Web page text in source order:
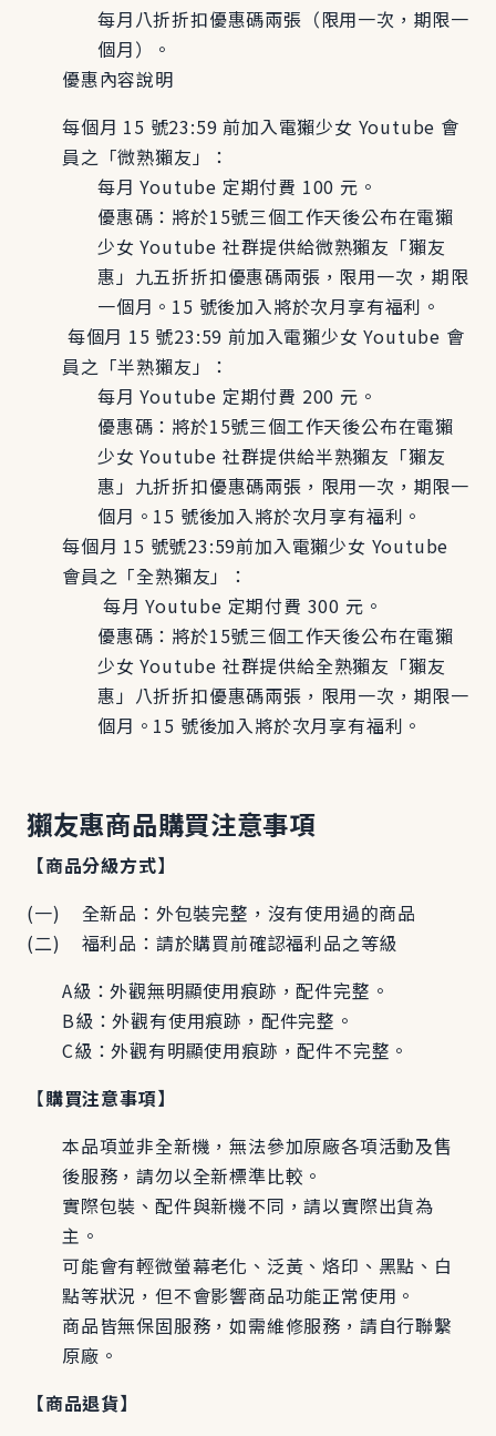
每月八折折扣優惠碼兩張（限用一次，期限一
個月）。
優惠內容說明
每個月 15 號23:59 前加入電獺少女 Youtube 會
員之「微熟獺友」：
每月 Youtube 定期付費 100 元。
優惠碼：將於15號三個工作天後公布在電獺
少女 Youtube 社群提供給微熟獺友「獺友
惠」九五折折扣優惠碼兩張，限用一次，期限
一個月。15 號後加入將於次月享有福利。
每個月 15 號23:59 前加入電獺少女 Youtube 會
員之「半熟獺友」：
每月 Youtube 定期付費 200 元。
優惠碼：將於15號三個工作天後公布在電獺
少女 Youtube 社群提供給半熟獺友「獺友
惠」九折折扣優惠碼兩張，限用一次，期限一
個月。15 號後加入將於次月享有福利。
每個月 15 號號23:59前加入電獺少女 Youtube
會員之「全熟獺友」：
每月 Youtube 定期付費 300 元。
優惠碼：將於15號三個工作天後公布在電獺
少女 Youtube 社群提供給全熟獺友「獺友
惠」八折折扣優惠碼兩張，限用一次，期限一
個月。15 號後加入將於次月享有福利。
獺友惠商品購買注意事項
【商品分級方式】
(一) 全新品：外包裝完整，沒有使用過的商品
(二) 福利品：請於購買前確認福利品之等級
A級：外觀無明顯使用痕跡，配件完整。
B級：外觀有使用痕跡，配件完整。
C級：外觀有明顯使用痕跡，配件不完整。
​【購買注意事項】
本品項並非全新機，無法參加原廠各項活動及售
後服務，請勿以全新標準比較。
實際包裝、配件與新機不同，請以實際出貨為
主。
可能會有輕微螢幕老化、泛黃、烙印、黑點、白
點等狀況，但不會影響商品功能正常使用。
商品皆無保固服務，如需維修服務，請自行聯繫
原廠。
【商品退貨】